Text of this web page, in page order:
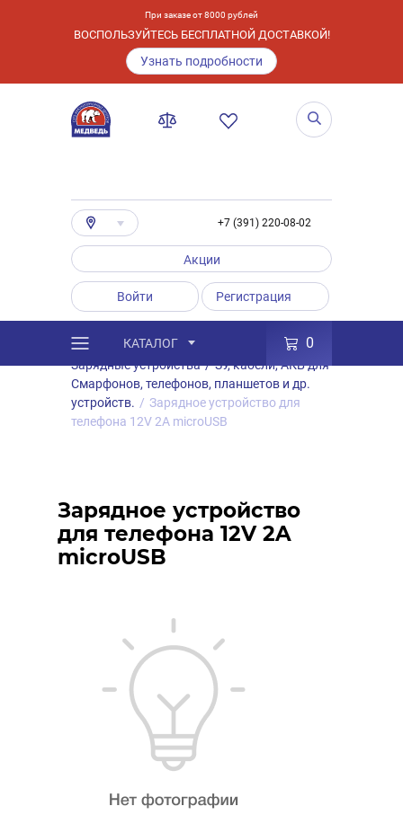
При заказе от 8000 рублей
ВОСПОЛЬЗУЙТЕСЬ БЕСПЛАТНОЙ ДОСТАВКОЙ!
Узнать подробности
+7 (391) 220-08-02
Акции
Войти Регистрация
КАТАЛОГ 0
Каталог / Товары Аксессуары
/
Зарядные устройства / ЗУ, кабели, АКБ для
Смарфонов, телефонов, планшетов и др.
устройств. / Зарядное устройство для
телефона 12V 2A microUSB
Зарядное устройство
для телефона 12V 2A
microUSB